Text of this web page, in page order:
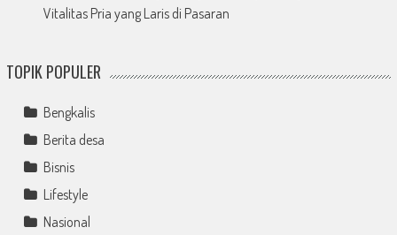
Vitalitas Pria yang Laris di Pasaran
TOPIK POPULER
Bengkalis
Berita desa
Bisnis
Lifestyle
Nasional